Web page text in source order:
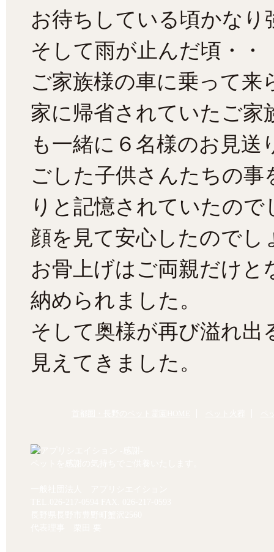
お待ちしている頃かな
そして雨が止んだ頃・・
ご家族様の車に乗って
家に帰省されていたご家
も一緒に６名様のお見
ごした子供さんたちの事
りと記憶されていたの
顔を見て安心したのでし
お骨上げはご両親だけ
納められました。
そして奥様が再び溢れ出
見えてきました。